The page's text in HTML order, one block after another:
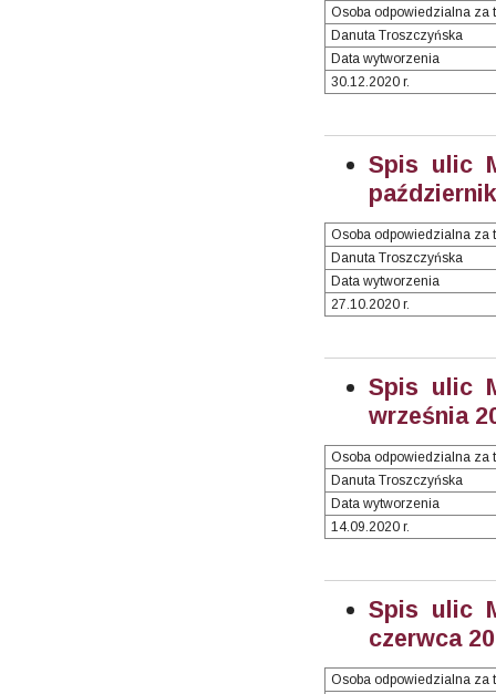
Osoba odpowiedzialna za
Danuta Troszczyńska
Data wytworzenia
30.12.2020 r.
Spis ulic
Osoba odpowiedzialna za
Danuta Troszczyńska
Data wytworzenia
27.10.2020 r.
Spis ulic
września
Osoba odpowiedzialna za
Danuta Troszczyńska
Data wytworzenia
14.09.2020 r.
Spis ulic
czerwca
Osoba odpowiedzialna za